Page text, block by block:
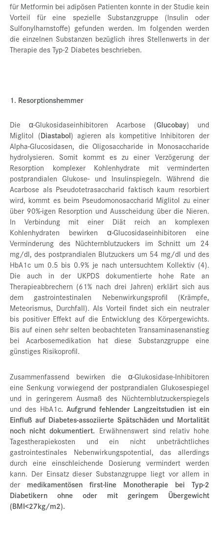
für Metformin bei adipösen Patienten konnte in der Studie kein
Vorteil für eine spezielle Substanzgruppe (Insulin oder
Sulfonylharnstoffe) gefunden werden. Im folgenden werden
die einzelnen Substanzen bezüglich ihres Stellenwerts in der
Therapie des Typ-2 Diabetes beschrieben.
1. Resorptionshemmer
Die α-Glukosidaseinhibitoren Acarbose (Glucobay) und
Miglitol (Diastabol) agieren als kompetitive Inhibitoren der
Alpha-Glucosidasen, die Oligosaccharide in Monosaccharide
hydrolysieren. Somit kommt es zu einer Verzögerung der
Resorption komplexer Kohlenhydrate mit verminderten
postprandialen Glukose- und Insulinspiegeln. Während die
Acarbose als Pseudotetrasaccharid faktisch kaum resorbiert
wird, kommt es beim Pseudomonosaccharid Miglitol zu einer
über 90%-igen Resorption und Ausscheidung über die Nieren.
In Verbindung mit einer Diät reich an komplexen
Kohlenhydraten bewirken α-Glucosidaseinhibitoren eine
Verminderung des Nüchternblutzuckers im Schnitt um 24
mg/dl, des postprandialen Blutzuckers um 54 mg/dl und des
HbA1c um 0.5 bis 0.9% je nach untersuchtem Kollektiv (4).
Die auch in der UKPDS dokumentierte hohe Rate an
Therapieabbrechern (61% nach drei Jahren) erklärt sich aus
dem gastrointestinalen Nebenwirkungsprofil (Krämpfe,
Meteorismus, Durchfall). Als Vorteil findet sich ein neutraler
bis positiver Effekt auf die Entwicklung des Körpergewichts.
Bis auf einen sehr selten beobachteten Transaminasenanstieg
bei Acarbosemedikation hat diese Substanzgruppe eine
günstiges Risikoprofil.
Zusammenfassend bewirken die α-Glukosidase-Inhibitoren
eine Senkung vorwiegend der postprandialen Glukosespiegel
und in geringerem Ausmaß des Nüchternblutzuckerspiegels
und des HbA1c. Aufgrund fehlender Langzeitstudien ist ein
Einfluß auf Diabetes-assoziierte Spätschäden und Mortalität
noch nicht dokumentiert. Erwähnenswert sind relativ hohe
Tagestherapiekosten und ein nicht unbeträchtliches
gastrointestinales Nebenwirkungspotential, das allerdings
durch eine einschleichende Dosierung vermindert werden
kann. Der Einsatz dieser Substanzgruppe liegt vor allem in
der medikamentösen first-line Monotherapie bei Typ-2
Diabetikern ohne oder mit geringem Übergewicht
(BMI<27kg/m2).